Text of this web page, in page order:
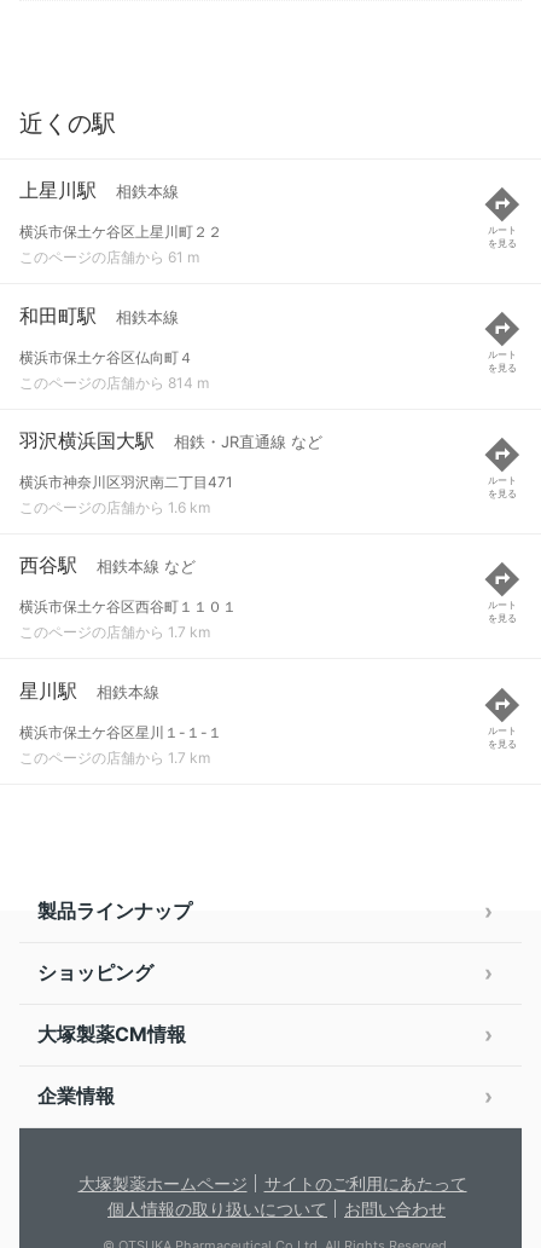
近くの駅
上星川駅 相鉄本線
横浜市保土ケ谷区上星川町２２
このページの店舗から 61 m
ルート
を見る
和田町駅 相鉄本線
横浜市保土ケ谷区仏向町４
このページの店舗から 814 m
ルート
を見る
羽沢横浜国大駅 相鉄・JR直通線 など
横浜市神奈川区羽沢南二丁目471
このページの店舗から 1.6 km
ルート
を見る
西谷駅 相鉄本線 など
横浜市保土ケ谷区西谷町１１０１
このページの店舗から 1.7 km
ルート
を見る
星川駅 相鉄本線
横浜市保土ケ谷区星川１-１-１
このページの店舗から 1.7 km
ルート
を見る
製品ラインナップ
ショッピング
大塚製薬CM情報
企業情報
大塚製薬ホームページ
サイトのご利用にあたって
個人情報の取り扱いについて
お問い合わせ